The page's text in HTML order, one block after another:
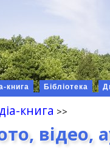
книга Бібліотека
книга
відео,